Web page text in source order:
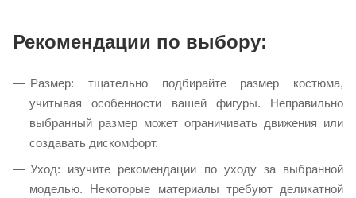
Рекомендации по выбору:
Размер: тщательно подбирайте размер костюма,
учитывая особенности вашей фигуры. Неправильно
выбранный размер может ограничивать движения или
создавать дискомфорт.​
Уход: изучите рекомендации по уходу за выбранной
моделью. Некоторые материалы требуют деликатной